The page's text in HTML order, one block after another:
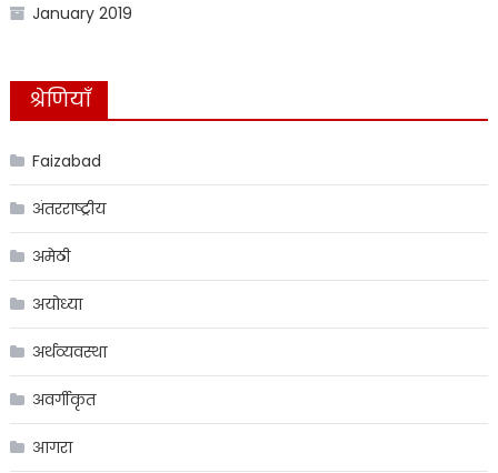
January 2019
श्रेणियाँ
Faizabad
अंतरराष्ट्रीय
अमेठी
अयोध्या
अर्थव्यवस्था
अवर्गीकृत
आगरा